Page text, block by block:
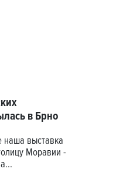
в Брно
наша выставка
Моравии -